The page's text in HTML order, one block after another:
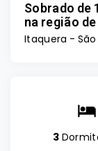
Sobrado de
na região
Itaquera - São
3